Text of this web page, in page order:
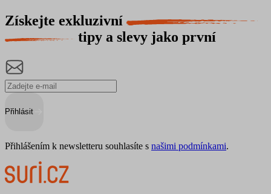
Získejte exkluzivní
tipy a slevy jako první
Přihlásit
Přihlášením k newsletteru souhlasíte s našimi podmínkami.